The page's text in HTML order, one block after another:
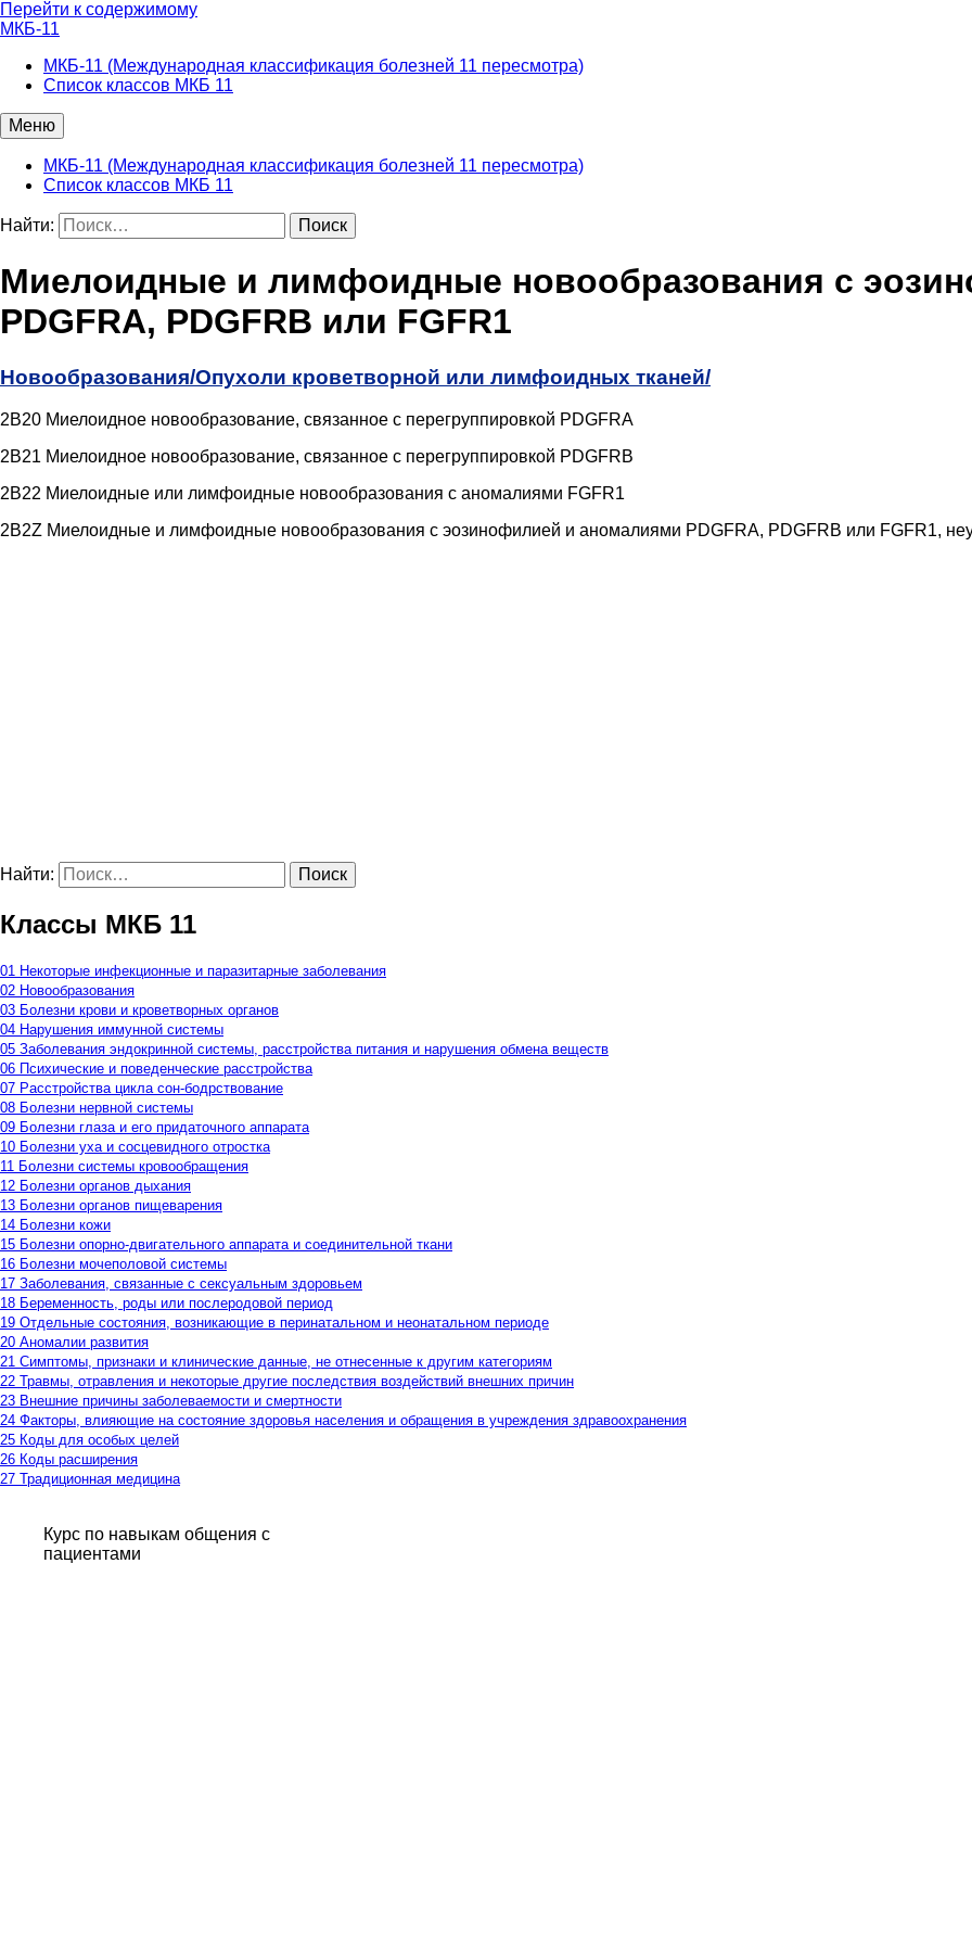
Перейти к содержимому
МКБ-11
МКБ-11 (Международная классификация болезней 11 пересмотра)
Список классов МКБ 11
Меню
МКБ-11 (Международная классификация болезней 11 пересмотра)
Список классов МКБ 11
Найти:
Миелоидные и лимфоидные новообразования с
PDGFRA, PDGFRB или FGFR1
Новообразования/Опухоли кроветворной или лимфоидных тканей/
2B20 Миелоидное новообразование, связанное с перегруппировкой PDGFRA
2B21 Миелоидное новообразование, связанное с перегруппировкой PDGFRB
2B22 Миелоидные или лимфоидные новообразования с аномалиями FGFR1
2B2Z Миелоидные и лимфоидные новообразования с эозинофилией и аномалиями PDGFRA, PDGFRB или FGFR1,
Найти:
Классы МКБ 11
01 Некоторые инфекционные и паразитарные заболевания
02 Новообразования
03 Болезни крови и кроветворных органов
04 Нарушения иммунной системы
05 Заболевания эндокринной системы, расстройства питания и нарушения обмена веществ
06 Психические и поведенческие расстройства
07 Расстройства цикла сон-бодрствование
08 Болезни нервной системы
09 Болезни глаза и его придаточного аппарата
10 Болезни уха и сосцевидного отростка
11 Болезни системы кровообращения
12 Болезни органов дыхания
13 Болезни органов пищеварения
14 Болезни кожи
15 Болезни опорно-двигательного аппарата и соединительной ткани
16 Болезни мочеполовой системы
17 Заболевания, связанные с сексуальным здоровьем
18 Беременность, роды или послеродовой период
19 Отдельные состояния, возникающие в перинатальном и неонатальном периоде
20 Аномалии развития
21 Симптомы, признаки и клинические данные, не отнесенные к другим категориям
22 Травмы, отравления и некоторые другие последствия воздействий внешних причин
23 Внешние причины заболеваемости и смертности
24 Факторы, влияющие на состояние здоровья населения и обращения в учреждения здравоохранения
25 Коды для особых целей
26 Коды расширения
27 Традиционная медицина
Курс по навыкам общения с
пациентами